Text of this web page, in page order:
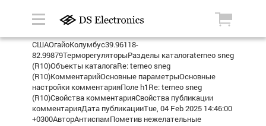
СШАОгайоКолумбус39.96118-
82.99879ТерморегуляторыРазделы каталогаterneo sneg
(R10)Объекты каталогаRe: terneo sneg
(R10)КомментарийОсновные параметрыОсновные
настройки комментарияПоле h1Re: terneo sneg
(R10)Свойства комментарияСвойства публикации
комментарияДата публикацииTue, 04 Feb 2025 14:46:00
+0300АвторАнтиспамПометив нежелательные